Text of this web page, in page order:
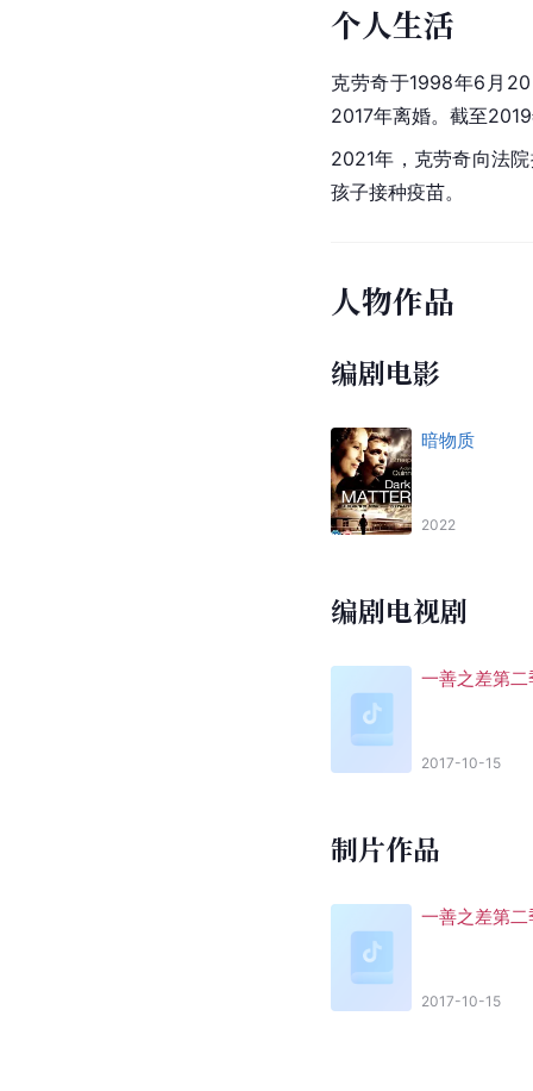
个人生活
克劳奇于1998年6月
2017年离婚。截至
2021年，克劳奇向法
孩子接种疫苗。
人物作品
编剧电影
暗物质
2022
编剧电视剧
一善之差第二
2017-10-15
制片作品
一善之差第二
2017-10-15